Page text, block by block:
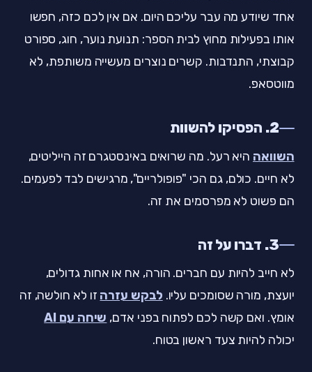
אחד שיודע מה עבר עליכם היום. אם אין לכם כזה, חפשו
אותו בפעילות מחוץ לבית הספר: תנועת נוער, חוג, ספורט
קבוצתי, התנדבות. קשרים נוצרים מעשייה משותפת, לא
מווטסאפ.
2. הפסיקו להשוות
השוואה היא רעל. מה שרואים באינסטגרם זה הייליטים,
לא חיים. כולם, גם הכי "פופולריים", מרגישים לבד לפעמים.
הם פשוט לא מפרסמים את זה.
3. דברו על זה
לא חייב להיות עם חברים. הורה, אח או אחות גדולים,
יועצת, מורה שסומכים עליו. לבקש עזרה זו לא חולשה, זה
אומץ. ואם קשה לכם לפתוח בפני אדם, שיחה עם AI
יכולה להיות צעד ראשון בטוח.